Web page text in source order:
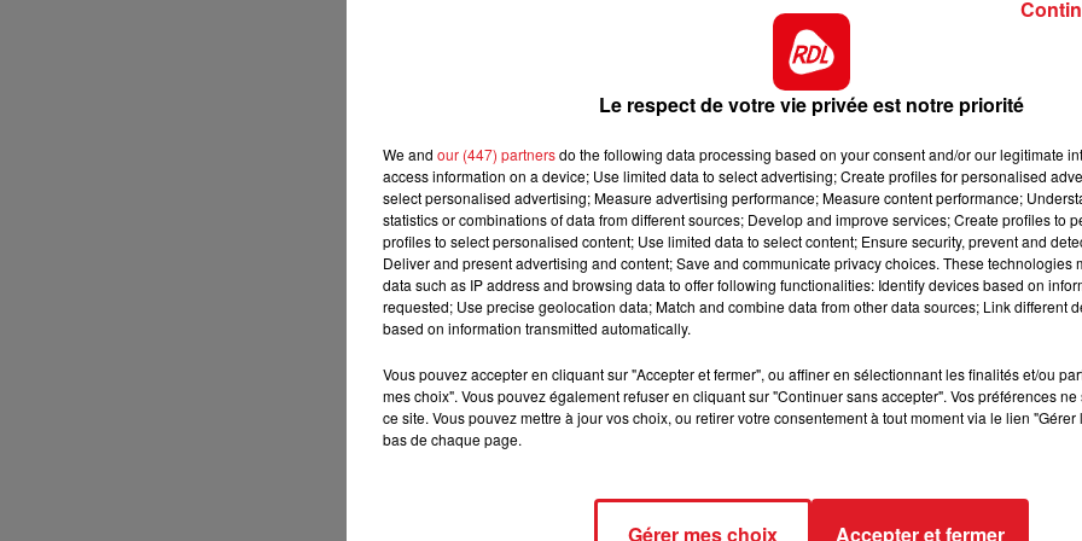
8h00 - 10h00
RDL WEEK-END
Le respect de votre vie privée est notre priorité
We and our (447) partnersdo the following data processing based on your consent and/or our legitimate
access information on a device; Use limited data to select advertising; Create profiles for personalised
select personalised advertising; Measure advertising performance; Measure content performance;
statistics or combinations of data from different sources; Develop and improve services; Create profiles to
profiles to select personalised content; Use limited data to select content; Ensure security, prevent and
Deliver and present advertising and content; Save and communicate privacy choices. These technologies
data such as IP address and browsing data to offer following functionalities: Identify devices based on
requested; Use precise geolocation data; Match and combine data from other data sources; Link different
based on information transmitted automatically.
Vous pouvez accepter en cliquant sur "Accepter et fermer", ou affiner en sélectionnant les finalités et/ou
mes choix". Vous pouvez également refuser en cliquant sur "Continuer sans accepter". Vos préférences
ce site. Vous pouvez mettre à jour vos choix, ou retirer votre consentement à tout moment via le lien
bas de chaque page.
Gérer mes choix Accepter et fermer